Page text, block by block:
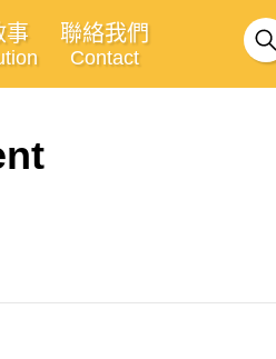
事 聯絡我們
Contact